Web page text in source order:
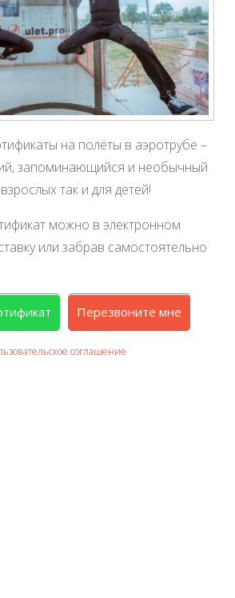
на полёты в аэротрубе –
запоминающийся и необычный
так и для детей!
можно в электронном
или забрав самостоятельно
Перезвоните мне
соглашение